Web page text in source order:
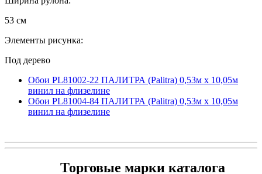
53 см
Элементы рисунка:
Под дерево
Обои PL81002-22 ПАЛИТРА (Palitra) 0,53м x 10,05м
винил на флизелине
Обои PL81004-84 ПАЛИТРА (Palitra) 0,53м x 10,05м
винил на флизелине
Торговые марки каталога